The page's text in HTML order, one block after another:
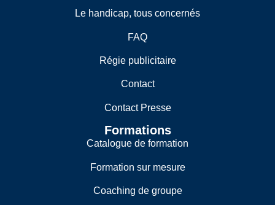
Le handicap, tous concernés
FAQ
Régie publicitaire
Contact
Contact Presse
Formations
Catalogue de formation
Formation sur mesure
Coaching de groupe